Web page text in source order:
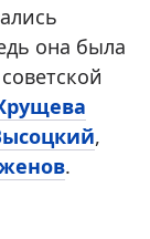
она была
,
.